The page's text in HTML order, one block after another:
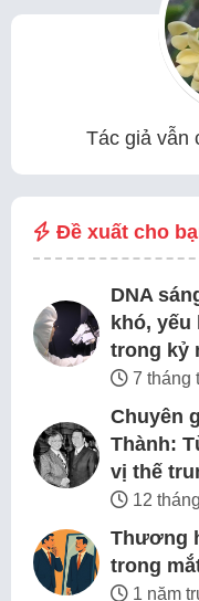
Tác giả vẫn
Đề xuất cho
DNA
khó,
trong kỷ
7 tháng
Chuyên
Thành:
vị thế
12
Thương
trong
1 năm